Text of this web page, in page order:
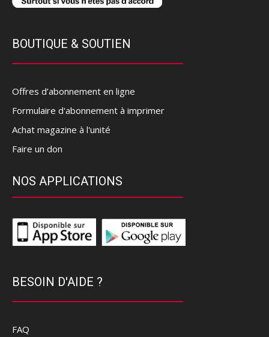
BOUTIQUE & SOUTIEN
Offres d’abonnement en ligne
Formulaire d'abonnement à imprimer
Achat magazine à l'unité
Faire un don
NOS APPLICATIONS
BESOIN D'AIDE ?
FAQ